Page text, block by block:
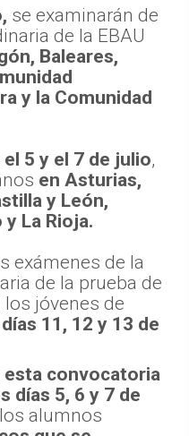
se examinarán de
de la EBAU
Baleares,
y la Comunidad
5 y el 7 de julio,
en Asturias,
y León,
La Rioja.
exámenes de la
de la prueba de
jóvenes de
días 11, 12 y 13 de
esta convocatoria
días 5, 6 y 7 de
alumnos